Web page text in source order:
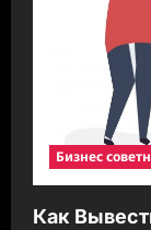
Бизнес
Как